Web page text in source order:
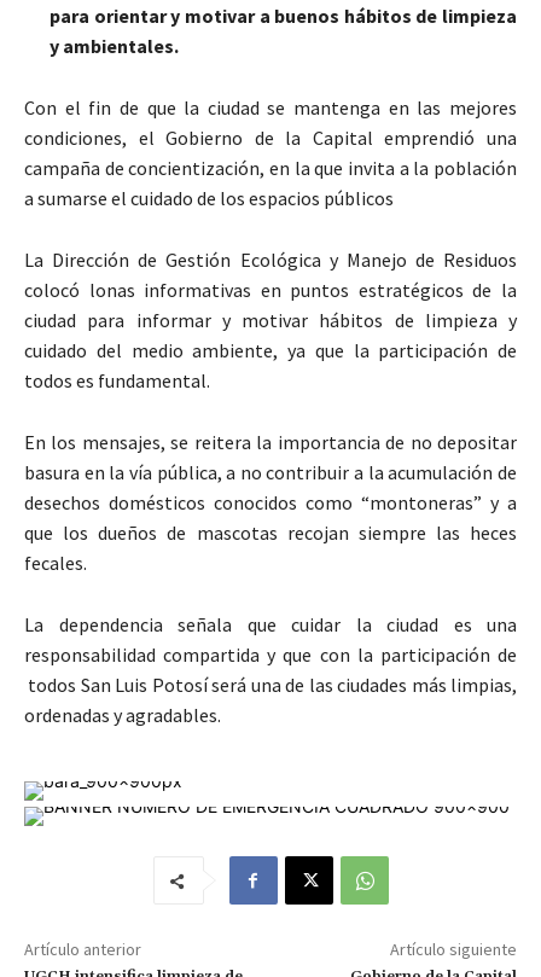
para orientar y motivar a buenos hábitos de limpieza
y ambientales.
Con el fin de que la ciudad se mantenga en las mejores
condiciones, el Gobierno de la Capital emprendió una
campaña de concientización, en la que invita a la población
a sumarse el cuidado de los espacios públicos
La Dirección de Gestión Ecológica y Manejo de Residuos
colocó lonas informativas en puntos estratégicos de la
ciudad para informar y motivar hábitos de limpieza y
cuidado del medio ambiente, ya que la participación de
todos es fundamental.
En los mensajes, se reitera la importancia de no depositar
basura en la vía pública, a no contribuir a la acumulación de
desechos domésticos conocidos como “montoneras” y a
que los dueños de mascotas recojan siempre las heces
fecales.
La dependencia señala que cuidar la ciudad es una
responsabilidad compartida y que con la participación de
todos San Luis Potosí será una de las ciudades más limpias,
ordenadas y agradables.
Artículo anterior Artículo siguiente